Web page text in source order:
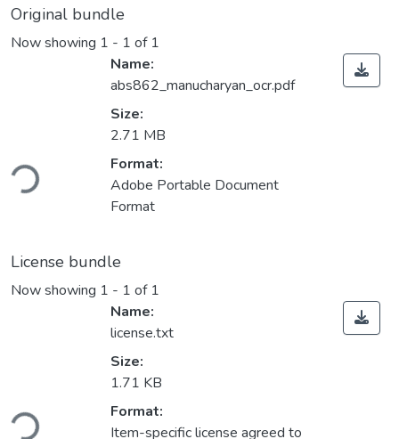
Original bundle
Now showing 1 - 1 of 1
Name:
abs862_manucharyan_ocr.pdf
Size:
2.71 MB
Format:
Adobe Portable Document
Format
License bundle
Now showing 1 - 1 of 1
Name:
license.txt
Size:
1.71 KB
Format:
Item-specific license agreed to